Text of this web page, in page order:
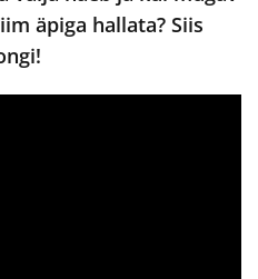
äpiga hallata? Siis